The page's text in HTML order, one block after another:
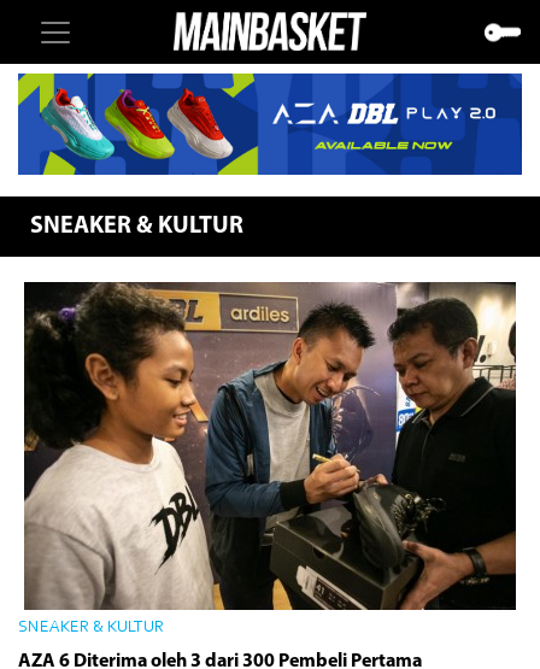
SNEAKER & KULTUR
SNEAKER & KULTUR
AZA 6 Diterima oleh 3 dari 300 Pembeli Pertama